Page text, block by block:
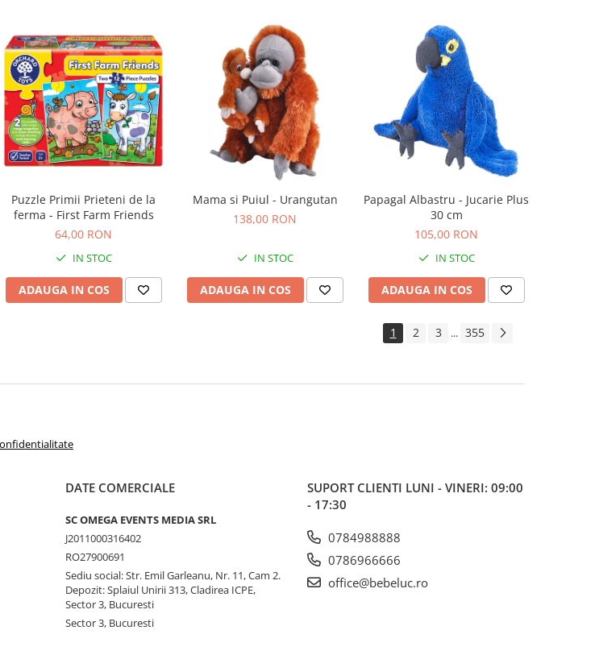
Puzzle Primii Prieteni de la
ferma - First Farm Friends
64,00 RON
IN STOC
ADAUGA IN COS
Mama si Puiul - Urangutan
138,00 RON
IN STOC
ADAUGA IN COS
Papagal Albastru - Jucarie Plus
30 cm
105,00 RON
IN STOC
ADAUGA IN COS
1 2 3 ... 355
DATE COMERCIALE
SC OMEGA EVENTS MEDIA SRL
J2011000316402
RO27900691
Sediu social: Str. Emil Garleanu, Nr. 11, Cam 2.
Depozit: Splaiul Unirii 313, Cladirea ICPE,
Sector 3, Bucuresti
Sector 3, Bucuresti
SUPORT CLIENTI LUNI - VINERI: 09:00
- 17:30
0784988888
0786966666
office@bebeluc.ro